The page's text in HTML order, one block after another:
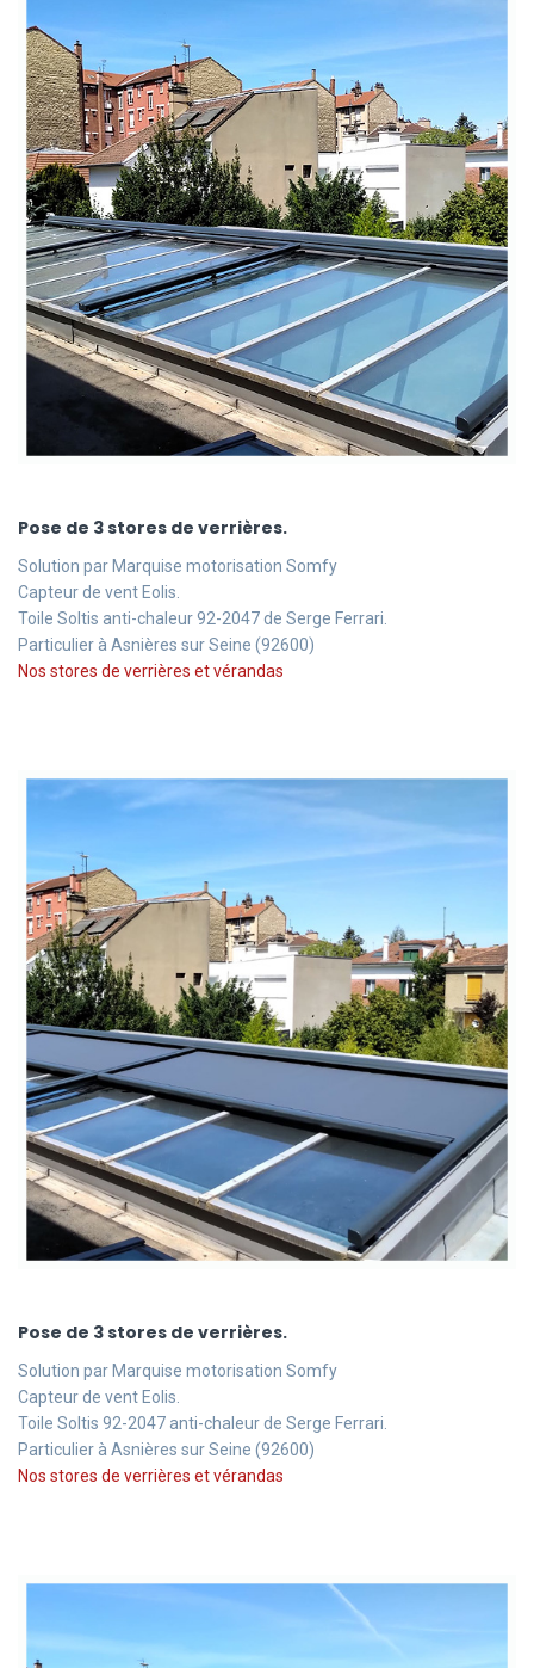
Pose de 3 stores de verrières.
Solution par Marquise motorisation Somfy
Capteur de vent Eolis.
Toile Soltis anti-chaleur 92-2047 de Serge Ferrari.
Particulier à Asnières sur Seine (92600)
Nos stores de verrières et vérandas
Pose de 3 stores de verrières.
Solution par Marquise motorisation Somfy
Capteur de vent Eolis.
Toile Soltis 92-2047 anti-chaleur de Serge Ferrari.
Particulier à Asnières sur Seine (92600)
Nos stores de verrières et vérandas